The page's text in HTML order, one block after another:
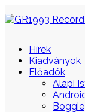
Hírek
Kiadványok
Előadók
Alapi
Boggie